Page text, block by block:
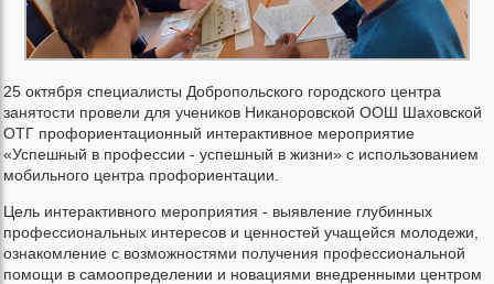
25 октября специалисты Добропольского городского центра
занятости провели для учеников Никаноровской ООШ Шаховской
ОТГ профориентационный интерактивное мероприятие
«Успешный в профессии - успешный в жизни» с использованием
мобильного центра профориентации.
Цель интерактивного мероприятия - выявление глубинных
профессиональных интересов и ценностей учащейся молодежи,
ознакомление с возможностями получения профессиональной
помощи в самоопределении и новациями внедренными центром